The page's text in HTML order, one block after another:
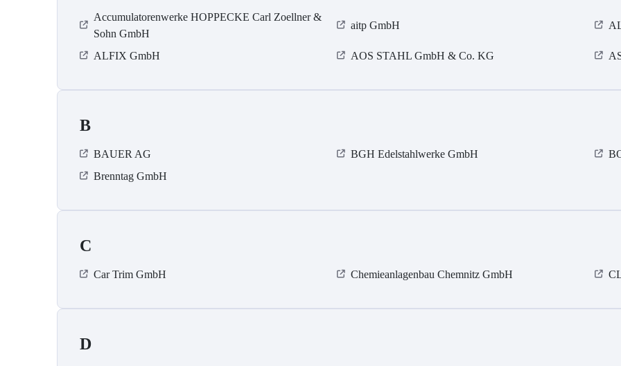
Accumulatorenwerke HOPPECKE Carl Zoellner &
Sohn GmbH
aitp GmbH
ALFIX GmbH AOS STAHL GmbH & Co. KG
B
BAUER AG BGH Edelstahlwerke GmbH
Brenntag GmbH
C
Car Trim GmbH Chemieanlagenbau Chemnitz GmbH
D